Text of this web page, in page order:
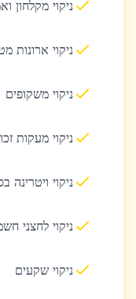
ניקוי מקלחון
ניקוי ארונות
ניקוי משקופים
ניקוי מעקות
ניקוי ויטרינה
ניקוי לחצני
ניקוי שקעים